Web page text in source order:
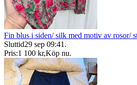
Fin blus i siden/ silk med motiv av rosor/
Sluttid29 sep 09:41 .
Pris:1 100 kr,Köp nu.